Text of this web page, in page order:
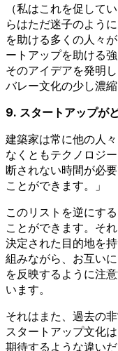
（私はこれを促して
らはただ迷子のよう
を助ける多くの人々
ートアップを助ける
そのアイデアを発明
バレー文化の少し濃
9. スタートアップが
建築家は常に他の人
なくともテクノロジ
断されない時間が必
ことができます。」
このリストを逆にす
ことができます。そ
決定された目的地を
組みながら、お互い
を反映するように注
います。
それはまた、過去の
スタートアップ文化
期待するような違い